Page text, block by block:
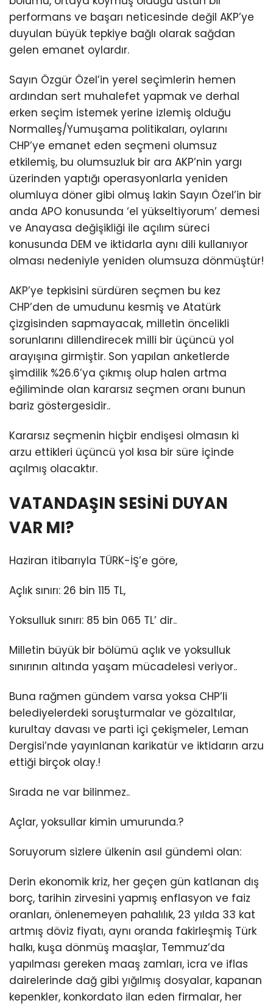
performans ve başarı neticesinde değil AKP’ye
duyulan büyük tepkiye bağlı olarak sağdan
gelen emanet oylardır.
Sayın Özgür Özel’in yerel seçimlerin hemen
ardından sert muhalefet yapmak ve derhal
erken seçim istemek yerine izlemiş olduğu
Normalleş/Yumuşama politikaları, oylarını
CHP’ye emanet eden seçmeni olumsuz
etkilemiş, bu olumsuzluk bir ara AKP’nin yargı
üzerinden yaptığı operasyonlarla yeniden
olumluya döner gibi olmuş lakin Sayın Özel’in bir
anda APO konusunda ‘el yükseltiyorum’ demesi
ve Anayasa değişikliği ile açılım süreci
konusunda DEM ve iktidarla aynı dili kullanıyor
olması nedeniyle yeniden olumsuza dönmüştür!
AKP’ye tepkisini sürdüren seçmen bu kez
CHP’den de umudunu kesmiş ve Atatürk
çizgisinden sapmayacak, milletin öncelikli
sorunlarını dillendirecek milli bir üçüncü yol
arayışına girmiştir. Son yapılan anketlerde
şimdilik %26.6’ya çıkmış olup halen artma
eğiliminde olan kararsız seçmen oranı bunun
bariz göstergesidir..
Kararsız seçmenin hiçbir endişesi olmasın ki
arzu ettikleri üçüncü yol kısa bir süre içinde
açılmış olacaktır.
VATANDAŞIN SESİNİ DUYAN
VAR MI?
Haziran itibarıyla TÜRK-İŞ’e göre,
Açlık sınırı: 26 bin 115 TL,
Yoksulluk sınırı: 85 bin 065 TL’ dir..
Milletin büyük bir bölümü açlık ve yoksulluk
sınırının altında yaşam mücadelesi veriyor..
Buna rağmen gündem varsa yoksa CHP’li
belediyelerdeki soruşturmalar ve gözaltılar,
kurultay davası ve parti içi çekişmeler, Leman
Dergisi’nde yayınlanan karikatür ve iktidarın arzu
ettiği birçok olay.!
Sırada ne var bilinmez..
Açlar, yoksullar kimin umurunda.?
Soruyorum sizlere ülkenin asıl gündemi olan:
Derin ekonomik kriz, her geçen gün katlanan dış
borç, tarihin zirvesini yapmış enflasyon ve faiz
oranları, önlenemeyen pahalılık, 23 yılda 33 kat
artmış döviz fiyatı, aynı oranda fakirleşmiş Türk
halkı, kuşa dönmüş maaşlar, Temmuz’da
yapılması gereken maaş zamları, icra ve iflas
dairelerinde dağ gibi yığılmış dosyalar, kapanan
kepenkler, konkordato ilan eden firmalar, her